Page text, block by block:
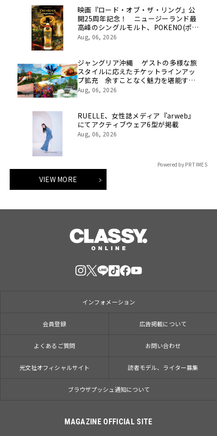
映画『ロード・オブ・ザ・リング』公
開25周年記念！ ニュージーランド最
高峰のシングルモルト、POKENO(ポケ
ノ)より 数量限定ウイスキー「リング
Aug, 06, 2026
ジャングリア沖縄 ゲストの多様な旅
スタイルに応えたチケットラインアッ
プ拡充 余すことなく魅力を堪能する
「ロイヤルチケット」新登場
Aug, 06, 2026
RUELLE、女性誌メディア『arweb』
にてアクティブウェア6型が掲載
Aug, 06, 2026
Powered by PR TIMES
VIEW MORE
インフォメーション
会員登録 広告掲載について
よくあるご質問 お問い合わせ
光文社オフィシャルサイト 読者モデル、ライター募集
ブラウザプッシュ通知について
MAGAZINE OFFICIAL SITE